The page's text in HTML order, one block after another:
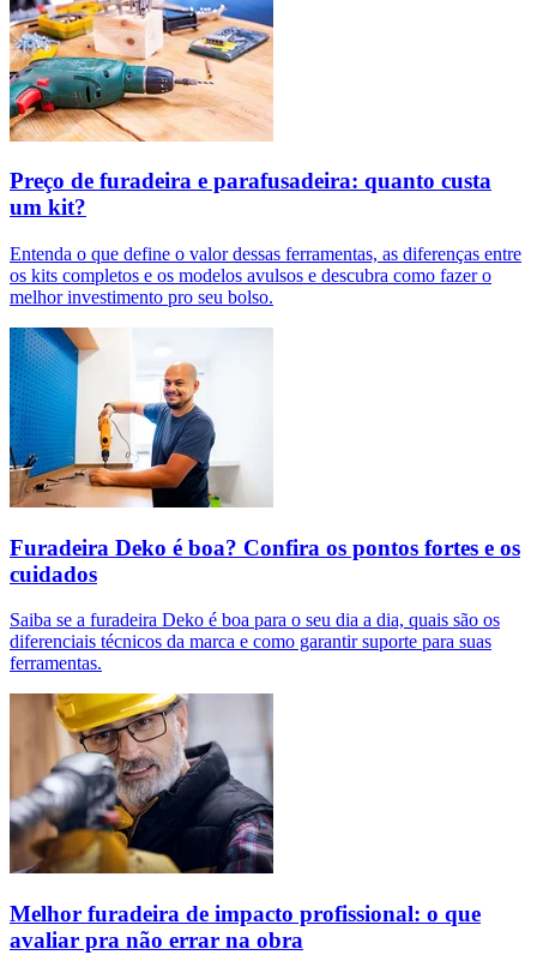
Preço de furadeira e parafusadeira: quanto custa
um kit?
Entenda o que define o valor dessas ferramentas, as diferenças entre
os kits completos e os modelos avulsos e descubra como fazer o
melhor investimento pro seu bolso.
Furadeira Deko é boa? Confira os pontos fortes e os
cuidados
Saiba se a furadeira Deko é boa para o seu dia a dia, quais são os
diferenciais técnicos da marca e como garantir suporte para suas
ferramentas.
Melhor furadeira de impacto profissional: o que
avaliar pra não errar na obra